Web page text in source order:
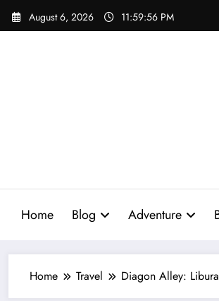
Skip
August 6, 2026 11:59:58 PM
Home Blog Adventure
Home Travel Diagon Alley: